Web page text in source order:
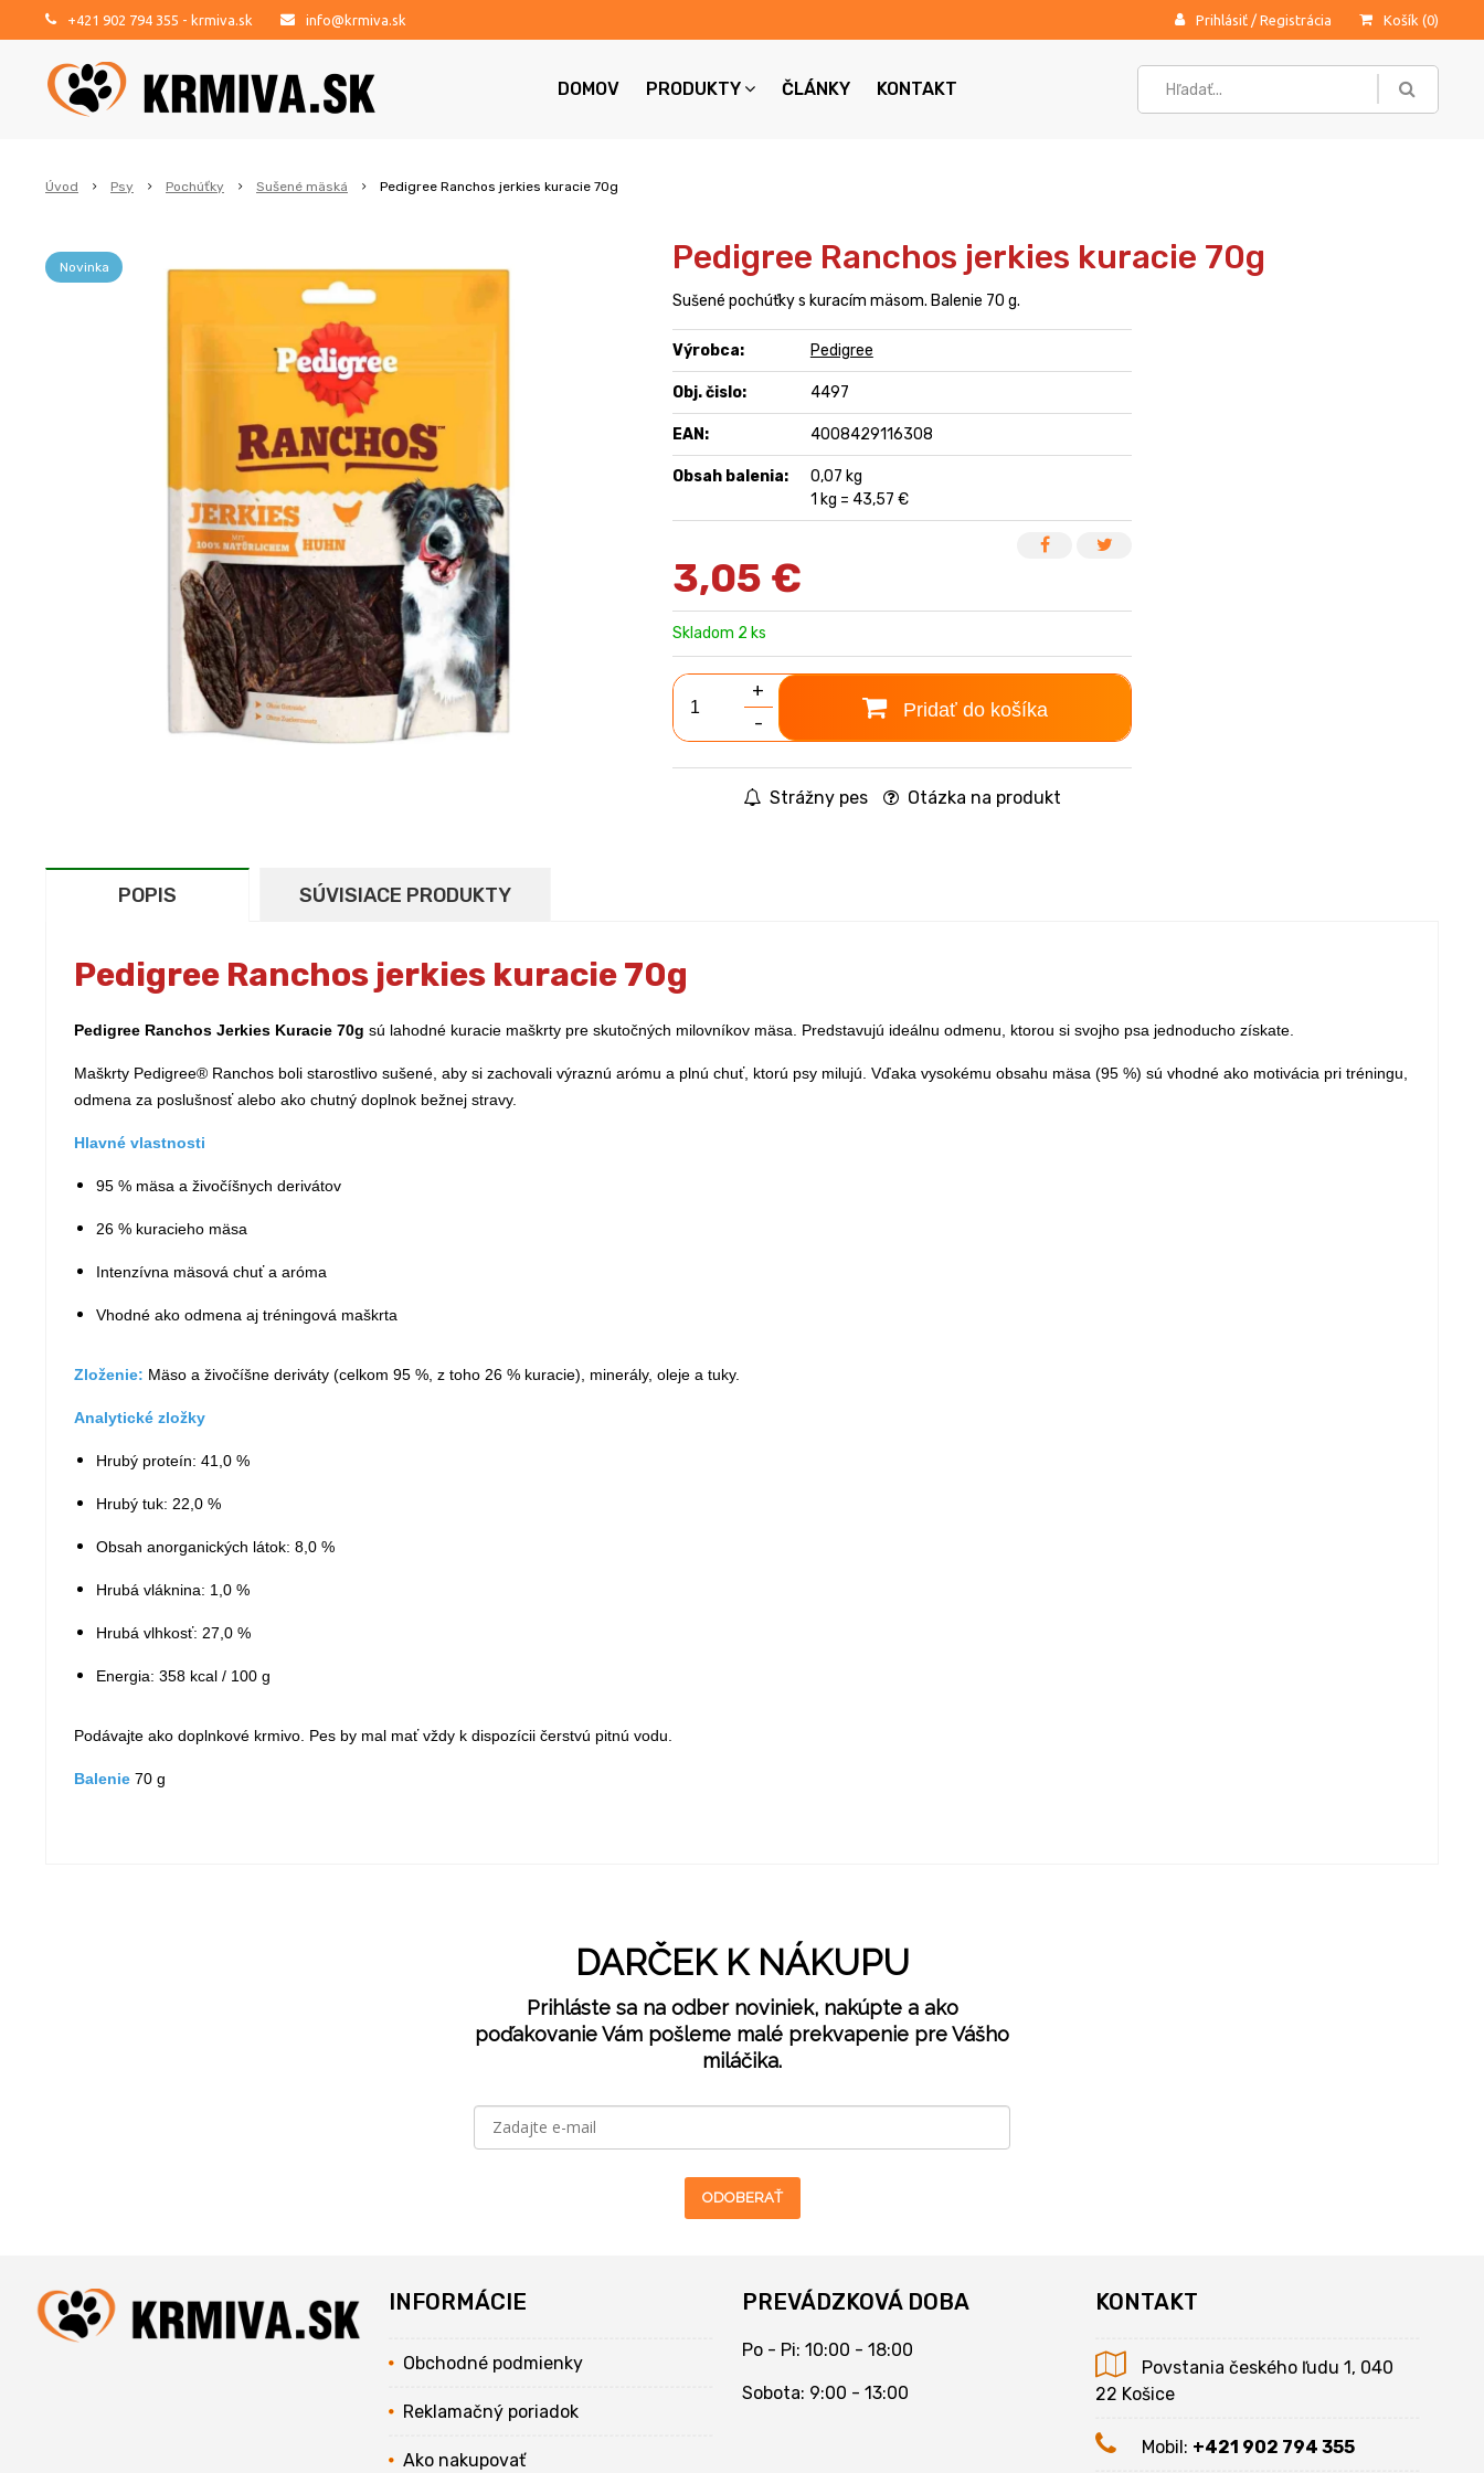
+421 902 794 355 - krmiva.sk info@krmiva.sk Prihlásiť / Registrácia Košík (0)
DOMOV PRODUKTY ČLÁNKY KONTAKT
Úvod Psy Pochúťky Sušené mäská Pedigree Ranchos jerkies kuracie 70g
Novinka Pedigree Ranchos jerkies kuracie 70g
Sušené pochúťky s kuracím mäsom. Balenie 70 g.
Výrobca: Pedigree
Obj. čislo: 4497
EAN: 4008429116308
Obsah balenia:
0,07 kg
1 kg = 43,57 €
3,05 €
Skladom 2 ks
+
-
Pridať do košíka
Strážny pes Otázka na produkt
POPIS SÚVISIACE PRODUKTY
Pedigree Ranchos jerkies kuracie 70g
Pedigree Ranchos Jerkies Kuracie 70g sú lahodné kuracie maškrty pre skutočných milovníkov mäsa. Predstavujú ideálnu odmenu, ktorou si svojho psa jednoducho získate.
Maškrty Pedigree® Ranchos boli starostlivo sušené, aby si zachovali výraznú arómu a plnú chuť, ktorú psy milujú. Vďaka vysokému obsahu mäsa (95 %) sú vhodné ako motivácia pri tréningu,
odmena za poslušnosť alebo ako chutný doplnok bežnej stravy.
Hlavné vlastnosti
95 % mäsa a živočíšnych derivátov
26 % kuracieho mäsa
Intenzívna mäsová chuť a aróma
Vhodné ako odmena aj tréningová maškrta
Zloženie: Mäso a živočíšne deriváty (celkom 95 %, z toho 26 % kuracie), minerály, oleje a tuky.
Analytické zložky
Hrubý proteín: 41,0 %
Hrubý tuk: 22,0 %
Obsah anorganických látok: 8,0 %
Hrubá vláknina: 1,0 %
Hrubá vlhkosť: 27,0 %
Energia: 358 kcal / 100 g
Podávajte ako doplnkové krmivo. Pes by mal mať vždy k dispozícii čerstvú pitnú vodu.
Balenie 70 g
DARČEK K NÁKUPU
Prihláste sa na odber noviniek, nakúpte a ako
poďakovanie Vám pošleme malé prekvapenie pre Vášho
miláčika.
ODOBERAŤ
INFORMÁCIE
Obchodné podmienky
Reklamačný poriadok
Ako nakupovať
PREVÁDZKOVÁ DOBA
Po - Pi: 10:00 - 18:00
Sobota: 9:00 - 13:00
KONTAKT
Povstania českého ľudu 1, 040
22 Košice
Mobil: +421 902 794 355